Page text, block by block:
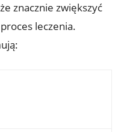
znacznie​ zwiększyć
leczenia.